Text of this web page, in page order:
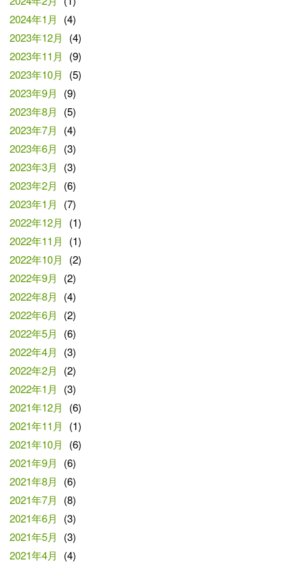
2024年1月
(4)
2023年12月
(4)
2023年11月
(9)
2023年10月
(5)
2023年9月
(9)
2023年8月
(5)
2023年7月
(4)
2023年6月
(3)
2023年3月
(3)
2023年2月
(6)
2023年1月
(7)
2022年12月
(1)
2022年11月
(1)
2022年10月
(2)
2022年9月
(2)
2022年8月
(4)
2022年6月
(2)
2022年5月
(6)
2022年4月
(3)
2022年2月
(2)
2022年1月
(3)
2021年12月
(6)
2021年11月
(1)
2021年10月
(6)
2021年9月
(6)
2021年8月
(6)
2021年7月
(8)
2021年6月
(3)
2021年5月
(3)
2021年4月
(4)